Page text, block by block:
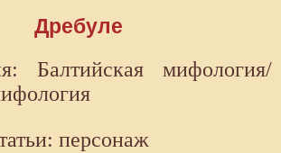
Дребуле
Балтийская мифология/
персонаж